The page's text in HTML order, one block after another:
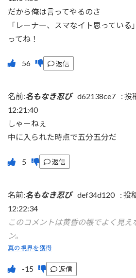
だから俺は言ってやるのさ
「レーナー、スマなイト思っている」
ってね！
返信
名前:名もなき忍び d62138ce7 : 投
12:21:40
しゃーねぇ
中に入られた時点で五分五分だ
返信
名前:名もなき忍び def34d120 : 投
12:22:34
このコメントは黄昏の帳でよく見え
ン。
真の視界を獲得
返信